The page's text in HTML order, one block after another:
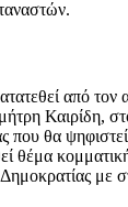
από τον
Καιρίδη,
που θα
θέμα
με